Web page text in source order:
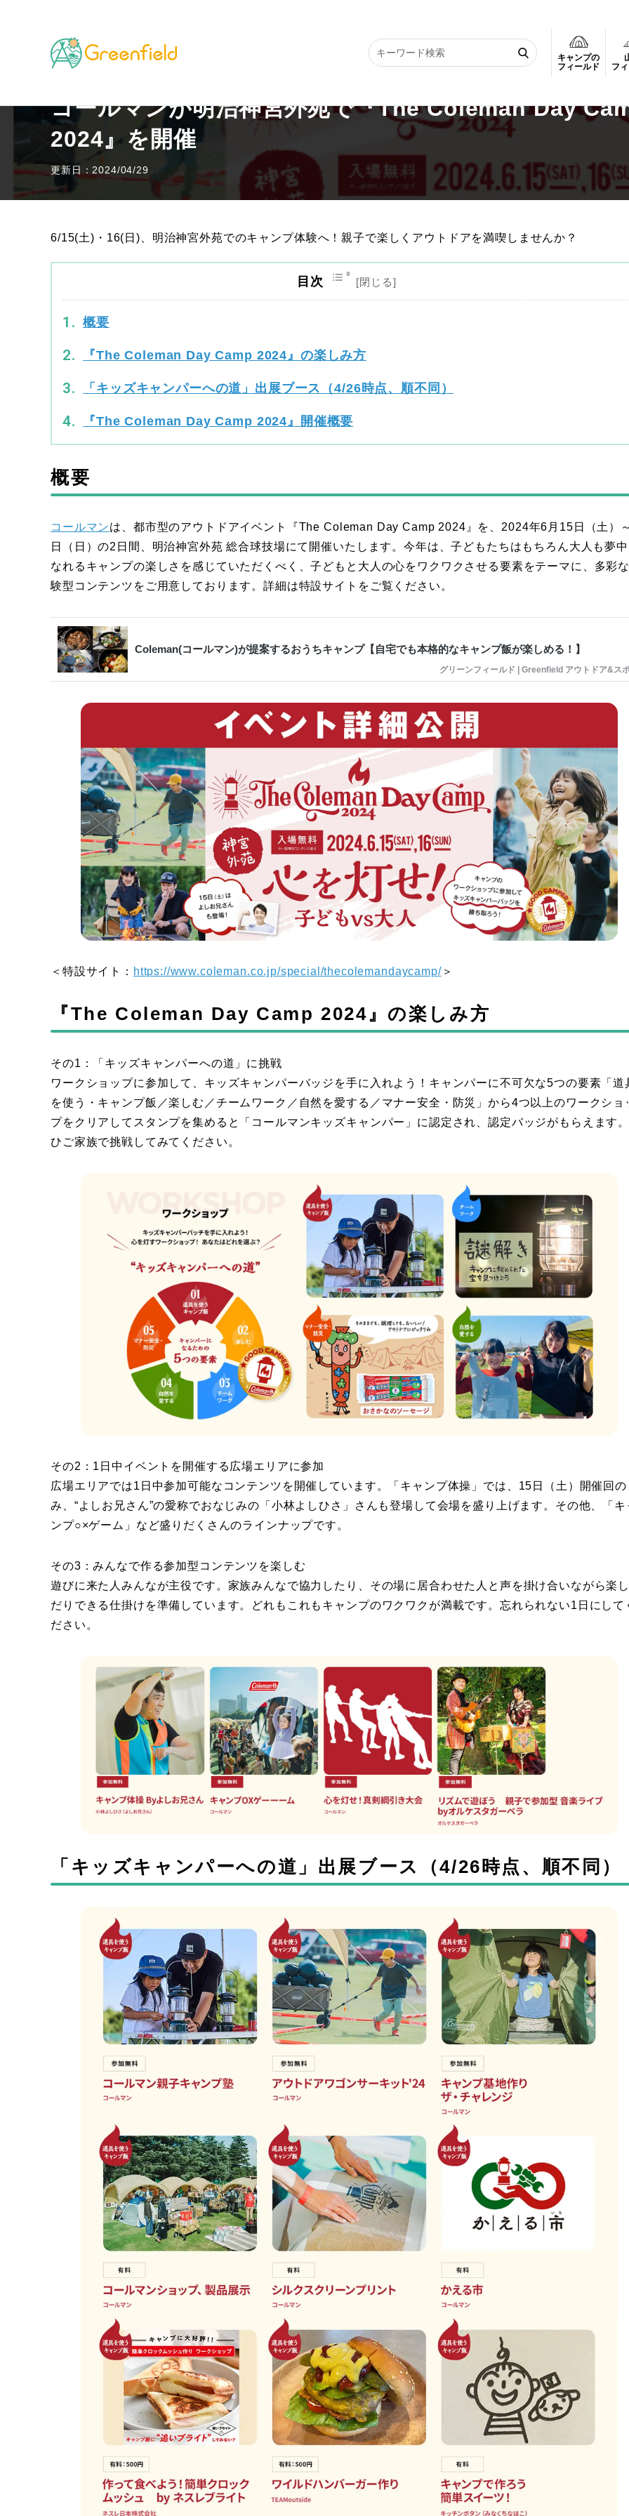
キャンプの
フィールド
フ
TOP キャンプのフィールド コールマンが明治神宮外苑で『The Coleman Day Camp 2024』を開催
コールマンが明治神宮外苑で『The Coleman Day
2024』を開催
更新日：2024/04/29
6/15(土)・16(日)、明治神宮外苑でのキャンプ体験へ！親子で楽しくアウトドアを満喫しませんか？
目次
概要
『The Coleman Day Camp 2024』の楽しみ方
「キッズキャンパーへの道」出展ブース（4/26時点、順不同）
『The Coleman Day Camp 2024』開催概要
概要
コールマンは、都市型のアウトドアイベント『The Coleman Day Camp 2024』を、2024年6月15日（土）
日（日）の2日間、明治神宮外苑 総合球技場にて開催いたします。今年は、子どもたちはもちろん大人も夢
なれるキャンプの楽しさを感じていただくべく、子どもと大人の心をワクワクさせる要素をテーマに、多彩
験型コンテンツをご用意しております。詳細は特設サイトをご覧ください。
Coleman(コールマン)が提案するおうちキャンプ【自宅でも本格的なキャンプ飯が楽しめる！】
グリーンフィールド | Greenfield アウトドア&ス
＜特設サイト： https://www.coleman.co.jp/special/thecolemandaycamp/＞
『The Coleman Day Camp 2024』の楽しみ方
その1：「キッズキャンパーへの道」に挑戦
ワークショップに参加して、キッズキャンパーバッジを手に入れよう！キャンパーに不可欠な5つの要素「道
を使う・キャンプ飯／楽しむ／チームワーク／自然を愛する／マナー安全・防災」から4つ以上のワークショ
プをクリアしてスタンプを集めると「コールマンキッズキャンパー」に認定され、認定バッジがもらえます
ひご家族で挑戦してみてください。
その2：1日中イベントを開催する広場エリアに参加
広場エリアでは1日中参加可能なコンテンツを開催しています。「キャンプ体操」では、15日（土）開催回の
み、“よしお兄さん”の愛称でおなじみの「小林よしひさ」さんも登場して会場を盛り上げます。その他、「キ
ンプ○×ゲーム」など盛りだくさんのラインナップです。
その3：みんなで作る参加型コンテンツを楽しむ
遊びに来た人みんなが主役です。家族みんなで協力したり、その場に居合わせた人と声を掛け合いながら楽
だりできる仕掛けを準備しています。どれもこれもキャンプのワクワクが満載です。忘れられない1日にして
ださい。
「キッズキャンパーへの道」出展ブース（4/26時点、順不同）